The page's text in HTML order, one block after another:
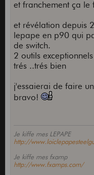
et franchement ça le
et révélation depuis
lepape en p90 qui
de switch.
2 outils
trés ..trés bien
j'essaierai de faire
bravo!
Je kiffe mes LEPAPE
http://
Je kiffe mes fxamp
http://www.fxamps.com/